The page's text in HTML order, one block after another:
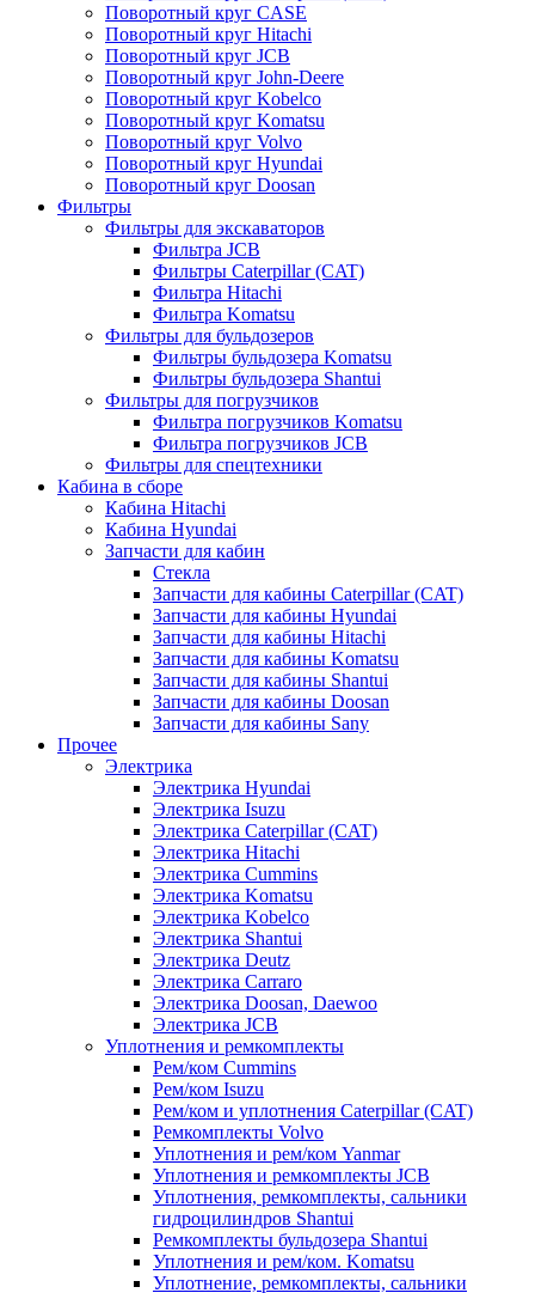
Поворотный круг CASE
Поворотный круг Hitachi
Поворотный круг JCB
Поворотный круг John-Deere
Поворотный круг Kobelco
Поворотный круг Komatsu
Поворотный круг Volvo
Поворотный круг Hyundai
Поворотный круг Doosan
Фильтры
Фильтры для экскаваторов
Фильтра JCB
Фильтры Caterpillar (CAT)
Фильтра Hitachi
Фильтра Komatsu
Фильтры для бульдозеров
Фильтры бульдозера Komatsu
Фильтры бульдозера Shantui
Фильтры для погрузчиков
Фильтра погрузчиков Komatsu
Фильтра погрузчиков JCB
Фильтры для спецтехники
Кабина в сборе
Кабина Hitachi
Кабина Hyundai
Запчасти для кабин
Стекла
Запчасти для кабины Caterpillar (CAT)
Запчасти для кабины Hyundai
Запчасти для кабины Hitachi
Запчасти для кабины Komatsu
Запчасти для кабины Shantui
Запчасти для кабины Doosan
Запчасти для кабины Sany
Прочее
Электрика
Электрика Hyundai
Электрика Isuzu
Электрика Caterpillar (CAT)
Электрика Hitachi
Электрика Cummins
Электрика Komatsu
Электрика Kobelco
Электрика Shantui
Электрика Deutz
Электрика Carraro
Электрика Doosan, Daewoo
Электрика JCB
Уплотнения и ремкомплекты
Рем/ком Cummins
Рем/ком Isuzu
Рем/ком и уплотнения Caterpillar (CAT)
Ремкомплекты Volvo
Уплотнения и рем/ком Yanmar
Уплотнения и ремкомплекты JCB
Уплотнения, ремкомплекты, сальники
гидроцилиндров Shantui
Ремкомплекты бульдозера Shantui
Уплотнения и рем/ком. Komatsu
Уплотнение, ремкомплекты, сальники